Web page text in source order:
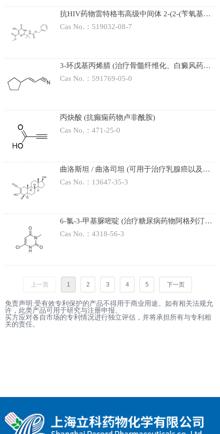
抗HIV药物雷特格韦高级中间体 2-(2-(苄氧基羰
基氨基)丙-2-基)-5-羟基-6-氧代-1,6-二氢嘧啶-4-
Cas No.：519032-08-7
3-环戊基丙烯腈 (治疗骨髓纤维化、白癜风药物
鲁索替尼/芦可替尼)
Cas No.：591769-05-0
丙炔酸 (抗癫痫药物卢非酰胺)
Cas No.：471-25-0
曲洛斯坦 / 曲洛司坦 (可用于治疗乳腺癌以及宠
物狗库欣氏综合症的药物)
Cas No.：13647-35-3
6-氯-3-甲基脲嘧啶 (治疗糖尿病药物阿格列汀、
曲格列汀)
Cas No.：4318-56-3
上一页 1 2 3 4 5 下一页
免责声明:受有效专利保护的产品不得用于商业用途。如有相关法规允
许，此类产品可用于研究与注册申报。
买方应对各自市场的专利情况进行独立评估，并将承担所有与专利相
关的责任。